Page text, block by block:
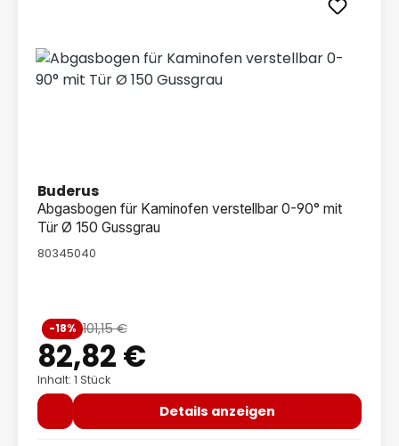
Buderus
Abgasbogen für Kaminofen verstellbar 0-90° mit
Tür Ø 150 Gussgrau
80345040
Verkaufspreis:
82,82 €
Regulärer Preis:
101,15 €
-18%
Inhalt: 1 Stück
Details anzeigen